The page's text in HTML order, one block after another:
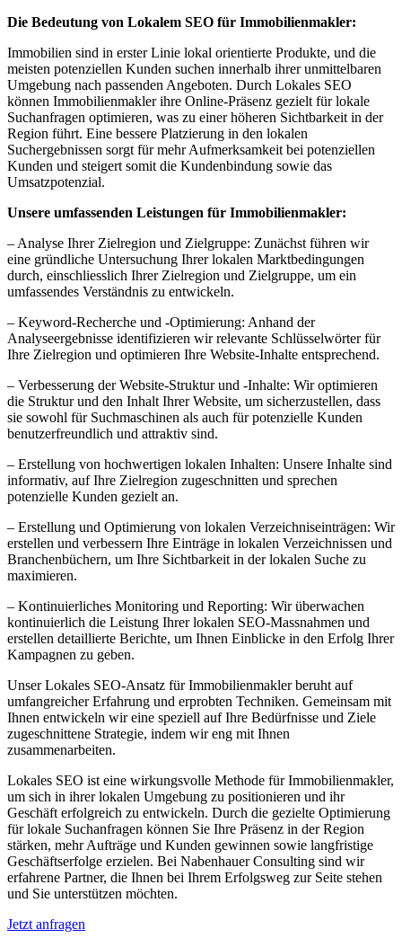
Die Bedeutung von Lokalem SEO für Immobilienmakler:
Immobilien sind in erster Linie lokal orientierte Produkte, und die
meisten potenziellen Kunden suchen innerhalb ihrer unmittelbaren
Umgebung nach passenden Angeboten. Durch Lokales SEO
können Immobilienmakler ihre Online-Präsenz gezielt für lokale
Suchanfragen optimieren, was zu einer höheren Sichtbarkeit in der
Region führt. Eine bessere Platzierung in den lokalen
Suchergebnissen sorgt für mehr Aufmerksamkeit bei potenziellen
Kunden und steigert somit die Kundenbindung sowie das
Umsatzpotenzial.
Unsere umfassenden Leistungen für Immobilienmakler:
– Analyse Ihrer Zielregion und Zielgruppe: Zunächst führen wir
eine gründliche Untersuchung Ihrer lokalen Marktbedingungen
durch, einschliesslich Ihrer Zielregion und Zielgruppe, um ein
umfassendes Verständnis zu entwickeln.
– Keyword-Recherche und -Optimierung: Anhand der
Analyseergebnisse identifizieren wir relevante Schlüsselwörter für
Ihre Zielregion und optimieren Ihre Website-Inhalte entsprechend.
– Verbesserung der Website-Struktur und -Inhalte: Wir optimieren
die Struktur und den Inhalt Ihrer Website, um sicherzustellen, dass
sie sowohl für Suchmaschinen als auch für potenzielle Kunden
benutzerfreundlich und attraktiv sind.
– Erstellung von hochwertigen lokalen Inhalten: Unsere Inhalte sind
informativ, auf Ihre Zielregion zugeschnitten und sprechen
potenzielle Kunden gezielt an.
– Erstellung und Optimierung von lokalen Verzeichniseinträgen: Wir
erstellen und verbessern Ihre Einträge in lokalen Verzeichnissen und
Branchenbüchern, um Ihre Sichtbarkeit in der lokalen Suche zu
maximieren.
– Kontinuierliches Monitoring und Reporting: Wir überwachen
kontinuierlich die Leistung Ihrer lokalen SEO-Massnahmen und
erstellen detaillierte Berichte, um Ihnen Einblicke in den Erfolg Ihrer
Kampagnen zu geben.
Unser Lokales SEO-Ansatz für Immobilienmakler beruht auf
umfangreicher Erfahrung und erprobten Techniken. Gemeinsam mit
Ihnen entwickeln wir eine speziell auf Ihre Bedürfnisse und Ziele
zugeschnittene Strategie, indem wir eng mit Ihnen
zusammenarbeiten.
Lokales SEO ist eine wirkungsvolle Methode für Immobilienmakler,
um sich in ihrer lokalen Umgebung zu positionieren und ihr
Geschäft erfolgreich zu entwickeln. Durch die gezielte Optimierung
für lokale Suchanfragen können Sie Ihre Präsenz in der Region
stärken, mehr Aufträge und Kunden gewinnen sowie langfristige
Geschäftserfolge erzielen. Bei Nabenhauer Consulting sind wir
erfahrene Partner, die Ihnen bei Ihrem Erfolgsweg zur Seite stehen
und Sie unterstützen möchten.
Jetzt anfragen